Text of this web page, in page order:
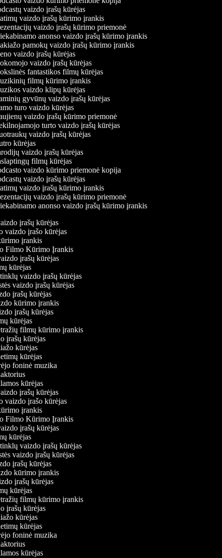
vaizdo įrašų kūrėjas
vaizdo įrašų kūrimo įrankis
vaizdo įrašų kūrimo priemonė
anonso vaizdo įrašų kūrimo įrankis
pamokų vaizdo įrašų kūrimo įrankis
vaizdo įrašų kūrėjas
vaizdo įrašų kūrėjas
fantastikos filmų kūrėjas
filmų kūrimo įrankis
vaizdo klipų kūrėjas
gyvūnų vaizdo įrašų kūrėjas
turo vaizdo kūrėjas
vaizdo įrašų kūrimo priemonė
turto vaizdo įrašų kūrėjas
vaizdo įrašų kūrėjas
kūrėjas
vaizdo įrašų kūrėjas
filmų kūrėjas
vaizdo kūrimo priemonė kopija
vaizdo įrašų kūrėjas
vaizdo įrašų kūrimo įrankis
vaizdo įrašų kūrimo priemonė
anonso vaizdo įrašų kūrimo įrankis
įrašų kūrėjas
vaizdo įrašo kūrėjas
įrankis
Filmo Kūrimo Įrankis
įrašų kūrėjas
kūrėjas
tinklų vaizdo įrašų kūrėjas
vaizdo įrašų kūrėjas
įrašų kūrėjas
kūrimo įrankis
įrašų kūrėjas
kūrėjas
filmų kūrimo įrankis
įrašų kūrėjas
kūrėjas
kūrėjas
foninė muzika
kūrėjas
įrašų kūrėjas
vaizdo įrašo kūrėjas
įrankis
Filmo Kūrimo Įrankis
įrašų kūrėjas
kūrėjas
tinklų vaizdo įrašų kūrėjas
vaizdo įrašų kūrėjas
įrašų kūrėjas
kūrimo įrankis
įrašų kūrėjas
kūrėjas
filmų kūrimo įrankis
įrašų kūrėjas
kūrėjas
kūrėjas
foninė muzika
kūrėjas